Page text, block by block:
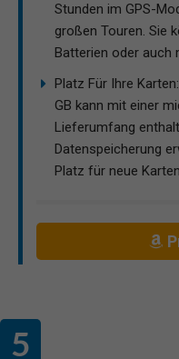
Stunden im GPS-
großen Touren. Sie
Batterien oder auch
Platz Für Ihre
GB kann mit einer
Lieferumfang
Datenspeicherung
Platz für neue